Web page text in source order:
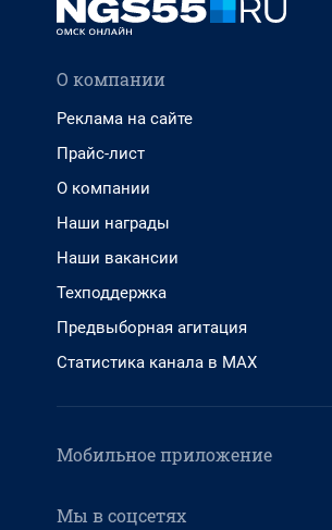
О компании
Реклама на сайте
Прайс-лист
О компании
Наши награды
Наши вакансии
Техподдержка
Предвыборная агитация
Статистика канала в MAX
Мобильное приложение
Мы в соцсетях